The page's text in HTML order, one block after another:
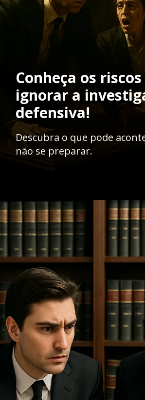
Conheça os
ignorar a
defensiva!
Descubra o que pode
não se preparar.
Opening